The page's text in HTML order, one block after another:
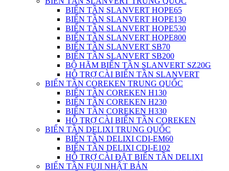
BIẾN TẦN SLANVERT HOPE65
BIẾN TẦN SLANVERT HOPE130
BIẾN TẦN SLANVERT HOPE530
BIẾN TẦN SLANVERT HOPE800
BIẾN TẦN SLANVERT SB70
BIẾN TẦN SLANVERT SB200
BỘ HÃM BIẾN TẦN SLANVERT SZ20G
HỖ TRỢ CÀI BIẾN TẦN SLANVERT
BIẾN TẦN COREKEN TRUNG QUỐC
BIẾN TẦN COREKEN H130
BIẾN TẦN COREKEN H230
BIẾN TẦN COREKEN H330
HỖ TRỢ CÀI BIẾN TẦN COREKEN
BIẾN TẦN DELIXI TRUNG QUỐC
BIẾN TẦN DELIXI CDI-EM60
BIẾN TẦN DELIXI CDI-E102
HỖ TRỢ CÀI ĐẶT BIẾN TẦN DELIXI
BIẾN TẦN FUJI NHẬT BẢN